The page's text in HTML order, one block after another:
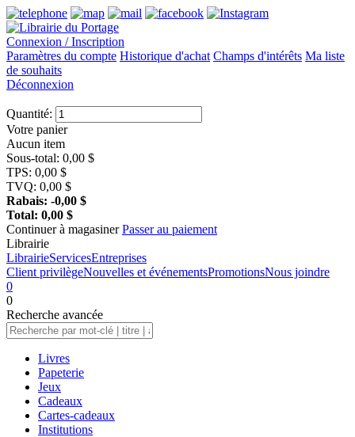
Connexion / Inscription
Paramètres du compte Historique d'achat Champs d'intérêts Ma liste
de souhaits
Déconnexion
Quantité:
Votre panier
Aucun item
Sous-total: 0,00 $
TPS: 0,00 $
TVQ: 0,00 $
Rabais: -0,00 $
Total: 0,00 $
Continuer à magasiner Passer au paiement
Librairie
LibrairieServicesEntreprises
Client privilègeNouvelles et événementsPromotionsNous joindre
0
0
Recherche avancée
Livres
Papeterie
Jeux
Cadeaux
Cartes-cadeaux
Institutions